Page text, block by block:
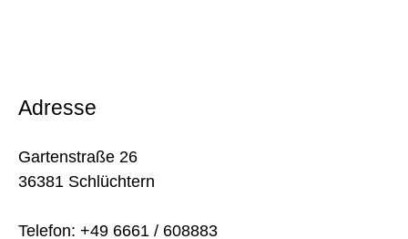
Adresse
Gartenstraße 26
36381 Schlüchtern
Telefon: +49 6661 / 608883